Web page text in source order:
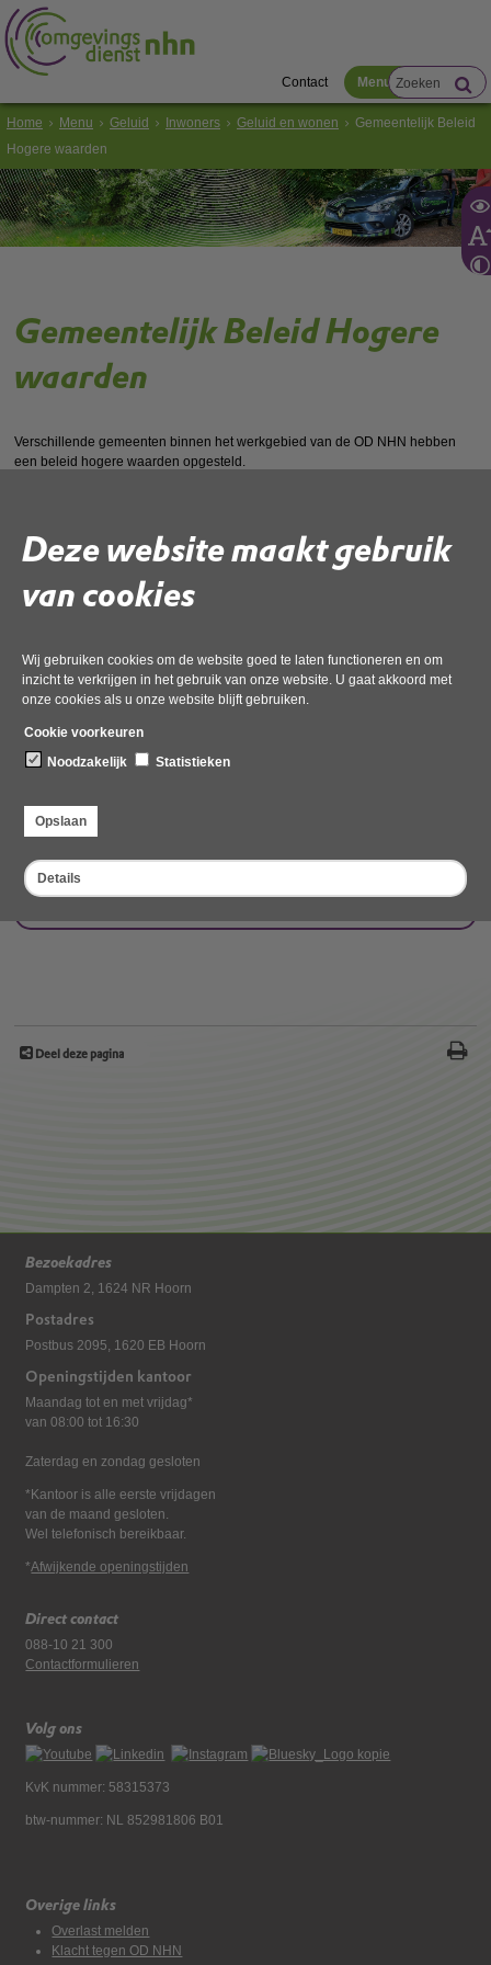
Deze website maakt gebruik
van cookies
Wij gebruiken cookies om de website goed te laten functioneren en om
inzicht te verkrijgen in het gebruik van onze website. U gaat akkoord met
onze cookies als u onze website blijft gebruiken.
Cookie voorkeuren
Noodzakelijk
Statistieken
Opslaan
Details
Contact Menu
Home Menu Geluid Inwoners Geluid en wonen
Gemeentelijk Beleid
Hogere waarden
Gemeentelijk Beleid Hogere
waarden
Verschillende gemeenten binnen het werkgebied van de OD NHN hebben
een beleid hogere waarden opgesteld.
worden in het omgevingsplan bij het toestaan van hogere geluidwaarden de
beleidsuitgangspunten van het vorige beleid aangehouden.
Gemeente Alkmaar
Gemeente Castricum
Gemeente Den Helder
Gemeente Dijk en Waard
Gemeente Heiloo
Deel deze pagina
Bezoekadres
Dampten 2, 1624 NR Hoorn
Postadres
Postbus 2095, 1620 EB Hoorn
Openingstijden kantoor
Maandag tot en met vrijdag*
van 08:00 tot 16:30
Zaterdag en zondag gesloten
*Kantoor is alle eerste vrijdagen
van de maand gesloten.
Wel telefonisch bereikbaar.
*Afwijkende openingstijden
Direct contact
088-10 21 300
Contactformulieren
Volg ons
KvK nummer: 58315373
btw-nummer: NL 852981806 B01
Overige links
Overlast melden
Klacht tegen OD NHN